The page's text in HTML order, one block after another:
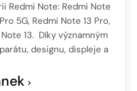
Redmi Note: Redmi Note
5G, Redmi Note 13 Pro,
13. Díky významným
designu, displeje a